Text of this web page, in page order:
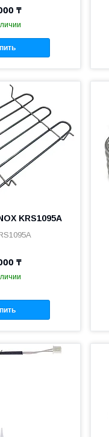
₸
KRS1095A
₸